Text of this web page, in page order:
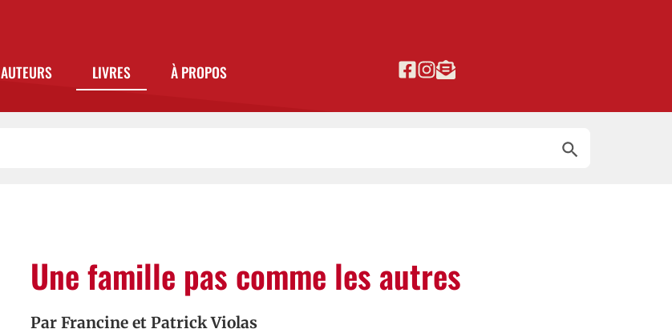
AUTEURS LIVRES À PROPOS
Une famille pas comme les autres
Par Francine et Patrick Violas